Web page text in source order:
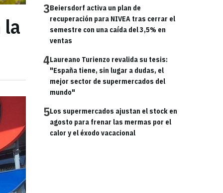
la
3Beiersdorf activa un plan de
recuperación para NIVEA tras cerrar el
semestre con una caída del 3,5% en
ventas
4Laureano Turienzo revalida su tesis:
"España tiene, sin lugar a dudas, el
mejor sector de supermercados del
mundo"
5Los supermercados ajustan el stock en
agosto para frenar las mermas por el
calor y el éxodo vacacional